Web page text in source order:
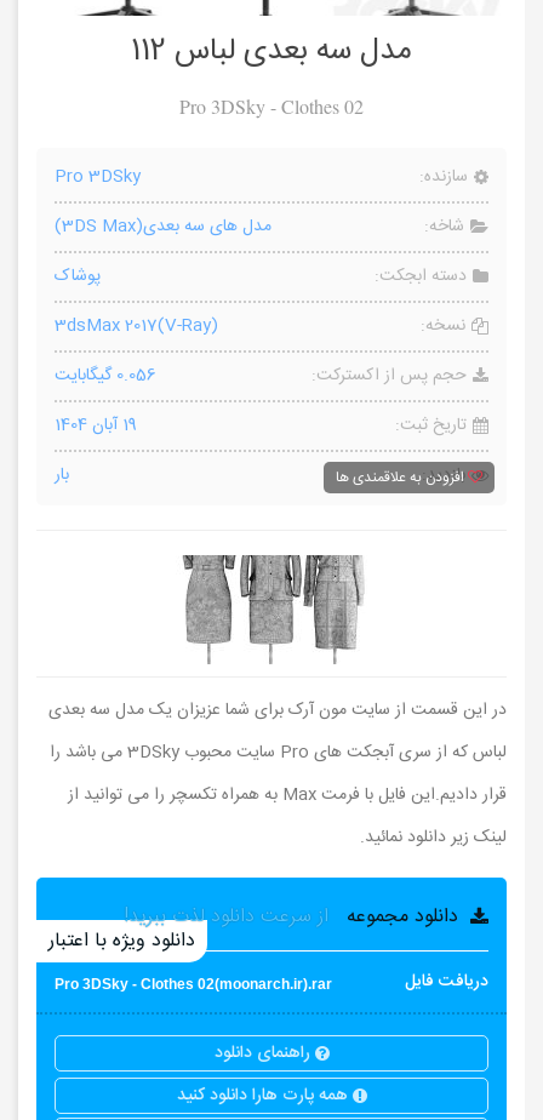
مدل سه بعدی لباس 112
Pro 3DSky - Clothes 02
سازنده:
Pro 3DSky
شاخه:
مدل های سه بعدی(3DS Max)
دسته ابجکت:
پوشاک
نسخه:
3dsMax 2017(V-Ray)
حجم پس از اکسترکت:
0.056 گیگابایت
تاریخ ثبت:
19 آبان 1404
بازدید:
بار افزودن به علاقمندی ها
در این قسمت از سایت مون آرک برای شما عزیزان یک مدل سه بعدی
لباس که از سری آبجکت های Pro سایت محبوب 3DSky می باشد را
قرار دادیم.این فایل با فرمت Max به همراه تکسچر را می توانید از
لینک زیر دانلود نمائید.
دانلود مجموعه از سرعت دانلود لذت ببرید!
دانلود ویژه با اعتبار
دریافت فایل Pro 3DSky - Clothes 02(moonarch.ir).rar
راهنمای دانلود
همه پارت هارا دانلود کنید